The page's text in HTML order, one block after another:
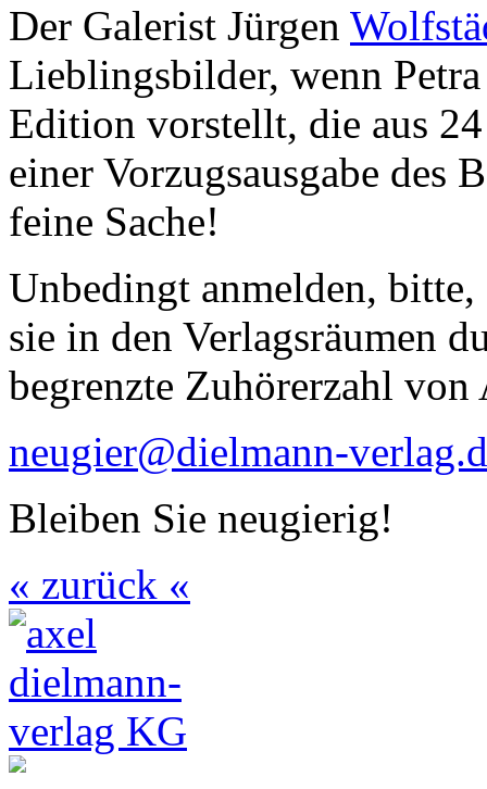
Der Galerist Jürgen
Lieblingsbilder, wenn
Edition vorstellt, die aus
einer Vorzugsausgabe des
feine Sache!
Unbedingt anmelden,
sie in den Verlagsräumen
begrenzte Zuhörerzahl von
neugier@dielmann-
Bleiben Sie neugierig!
« zurück «